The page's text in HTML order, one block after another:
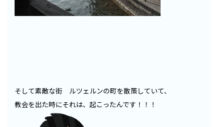
そして素敵な街 ルツェルンの町を散策していて、
教会を出た時にそれは、起こったんです！！！